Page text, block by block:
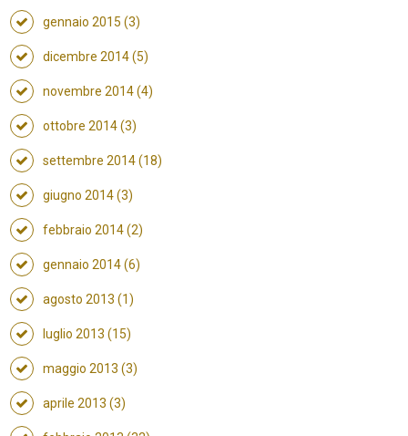
gennaio 2015 (3)
dicembre 2014 (5)
novembre 2014 (4)
ottobre 2014 (3)
settembre 2014 (18)
giugno 2014 (3)
febbraio 2014 (2)
gennaio 2014 (6)
agosto 2013 (1)
luglio 2013 (15)
maggio 2013 (3)
aprile 2013 (3)